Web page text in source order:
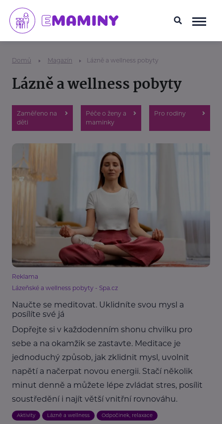
Domů Magazín Lázně a wellness pobyty
Lázně a wellness pobyty
Zaměřeno na
děti
Péče o ženy a
maminky
Pro rodiny
Reklama
Lázeňské a wellness pobyty - Spa.cz
Naučte se meditovat. Uklidníte svou mysl a
posílíte své já
Dopřejte si v každodenním shonu chvilku pro
sebe a na okamžik se zastavte. Meditace je
jednoduchý způsob, jak zklidnit mysl, uvolnit
napětí a načerpat novou energii. Stačí několik
minut denně a můžete lépe zvládat stres, posílit
soustředění i najít větší vnitřní rovnováhu.
Aktivity Lázně a wellness Odpočinek, relaxace